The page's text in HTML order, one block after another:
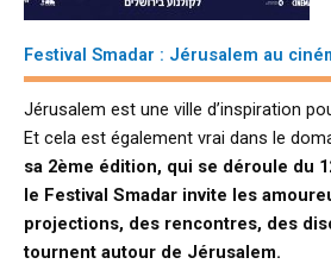
Festival Smadar : Jérusalem au
Jérusalem est une ville d’inspiration
Et cela est également vrai dans le
sa 2ème édition, qui se déroule du
le Festival Smadar invite les
projections, des rencontres, des
tournent autour de Jérusalem.